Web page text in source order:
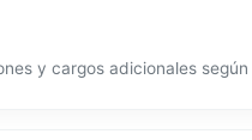
y cargos adicionales